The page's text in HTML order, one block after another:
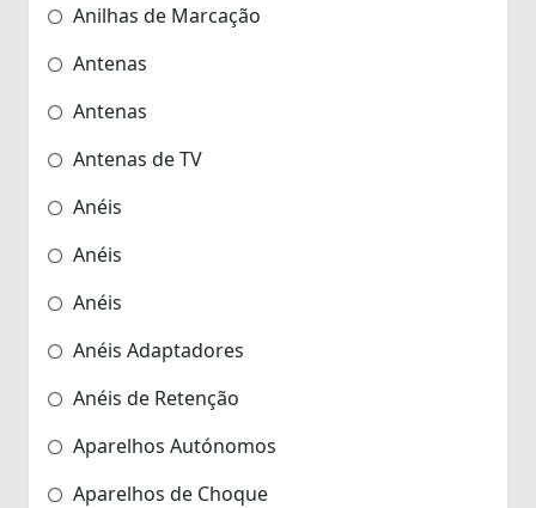
Anilhas de Marcação
Antenas
Antenas
Antenas de TV
Anéis
Anéis
Anéis
Anéis Adaptadores
Anéis de Retenção
Aparelhos Autónomos
Aparelhos de Choque